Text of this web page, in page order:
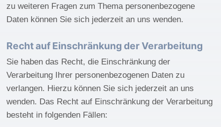
zu weiteren Fragen zum Thema personenbezogene
Daten können Sie sich jederzeit an uns wenden.
Recht auf Einschränkung der Verarbeitung
Sie haben das Recht, die Einschränkung der
Verarbeitung Ihrer personenbezogenen Daten zu
verlangen. Hierzu können Sie sich jederzeit an uns
wenden. Das Recht auf Einschränkung der Verarbeitung
besteht in folgenden Fällen: